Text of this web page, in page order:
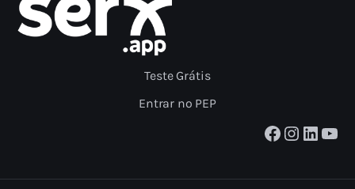
Teste Grátis
Entrar no PEP
Facebook Instagram LinkedIn Youtube